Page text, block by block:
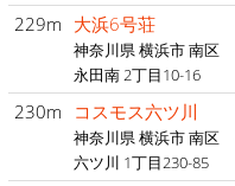
229m 大浜6号荘
神奈川県 横浜市 南区
永田南 2丁目10-16
230m コスモス六ツ川
神奈川県 横浜市 南区
六ツ川 1丁目230-85